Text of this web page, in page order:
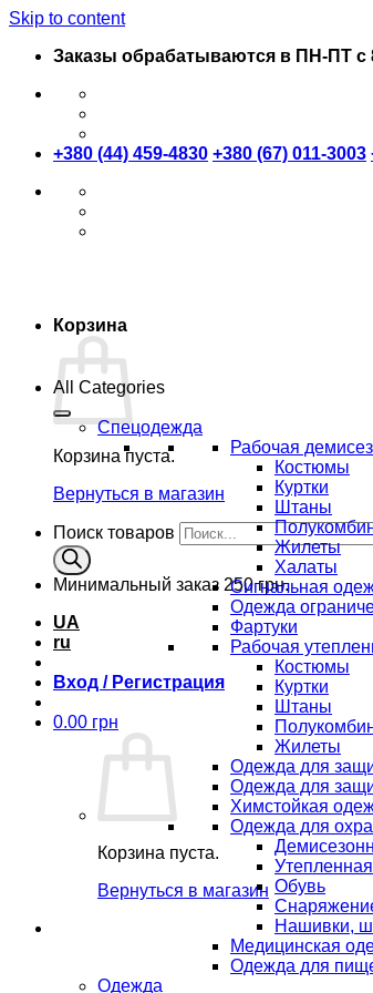
Skip to content
Заказы обрабатываются в ПН-ПТ с
+380 (44) 459-4830 +380 (67) 011-3003
Корзина
Корзина пуста.
Вернуться в магазин
Поиск товаров
Минимальный заказ 250 грн.
UA
ru
Вход / Регистрация
0.00 грн
Корзина пуста.
Вернуться в магазин
All Categories
Спецодежда
Рабочая
Костюмы
Куртки
Штаны
Жилеты
Халаты
Сигнальная
Одежда
Фартуки
Рабочая
Костюмы
Куртки
Штаны
Жилеты
Одежда для
Одежда для
Химстойкая
Одежда для
Обувь
Нашивки,
Медицинская
Одежда для
Одежда